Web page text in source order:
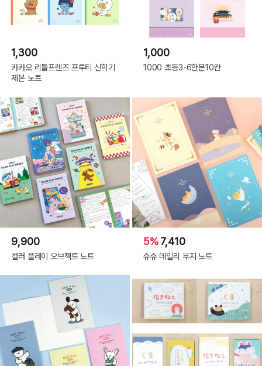
1,300
카카오 리틀프렌즈 프루티 신학기
제본 노트
1,000
1000 초등3-6한문10칸
9,900
컬러 플레이 오브젝트 노트
5%7,410
슈슈 데일리 무지 노트